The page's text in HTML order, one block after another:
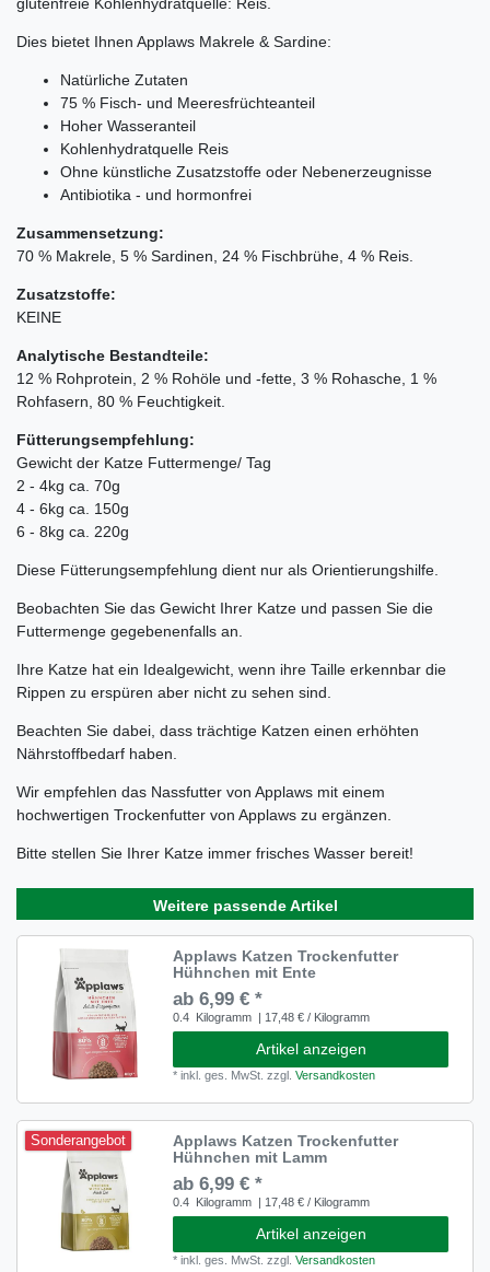
Dies bietet Ihnen Applaws Makrele & Sardine:
Natürliche Zutaten
75 % Fisch- und Meeresfrüchteanteil
Hoher Wasseranteil
Kohlenhydratquelle Reis
Ohne künstliche Zusatzstoffe oder Nebenerzeugnisse
Antibiotika - und hormonfrei
Zusammensetzung:
70 % Makrele, 5 % Sardinen, 24 % Fischbrühe, 4 % Reis.
Zusatzstoffe:
KEINE
Analytische Bestandteile:
12 % Rohprotein, 2 % Rohöle und -fette, 3 % Rohasche, 1 %
Rohfasern, 80 % Feuchtigkeit.
Fütterungsempfehlung:
Gewicht der Katze Futtermenge/ Tag
2 - 4kg ca. 70g
4 - 6kg ca. 150g
6 - 8kg ca. 220g
Diese Fütterungsempfehlung dient nur als Orientierungshilfe.
Beobachten Sie das Gewicht Ihrer Katze und passen Sie die
Futtermenge gegebenenfalls an.
Ihre Katze hat ein Idealgewicht, wenn ihre Taille erkennbar die
Rippen zu erspüren aber nicht zu sehen sind.
Beachten Sie dabei, dass trächtige Katzen einen erhöhten
Nährstoffbedarf haben.
Wir empfehlen das Nassfutter von Applaws mit einem
hochwertigen Trockenfutter von Applaws zu ergänzen.
Bitte stellen Sie Ihrer Katze immer frisches Wasser bereit!
Weitere passende Artikel
Applaws Katzen Trockenfutter
Hühnchen mit Ente
ab 6,99 € *
0.4 Kilogramm | 17,48 € / Kilogramm
Artikel anzeigen
*inkl. ges. MwSt. zzgl.Versandkosten
Sonderangebot
Applaws Katzen Trockenfutter
Hühnchen mit Lamm
ab 6,99 € *
0.4 Kilogramm | 17,48 € / Kilogramm
Artikel anzeigen
*inkl. ges. MwSt. zzgl.Versandkosten